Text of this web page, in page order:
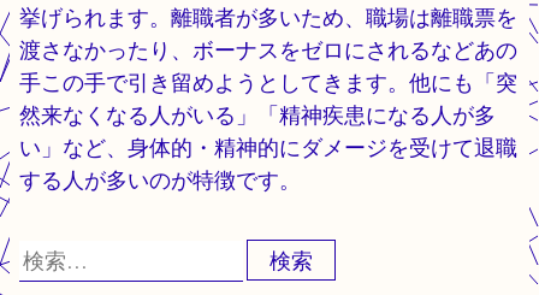
挙げられます。離職者が多いため、職場は離職票を
渡さなかったり、ボーナスをゼロにされるなどあの
手この手で引き留めようとしてきます。他にも「突
然来なくなる人がいる」「精神疾患になる人が多
い」など、身体的・精神的にダメージを受けて退職
する人が多いのが特徴です。
検
索: